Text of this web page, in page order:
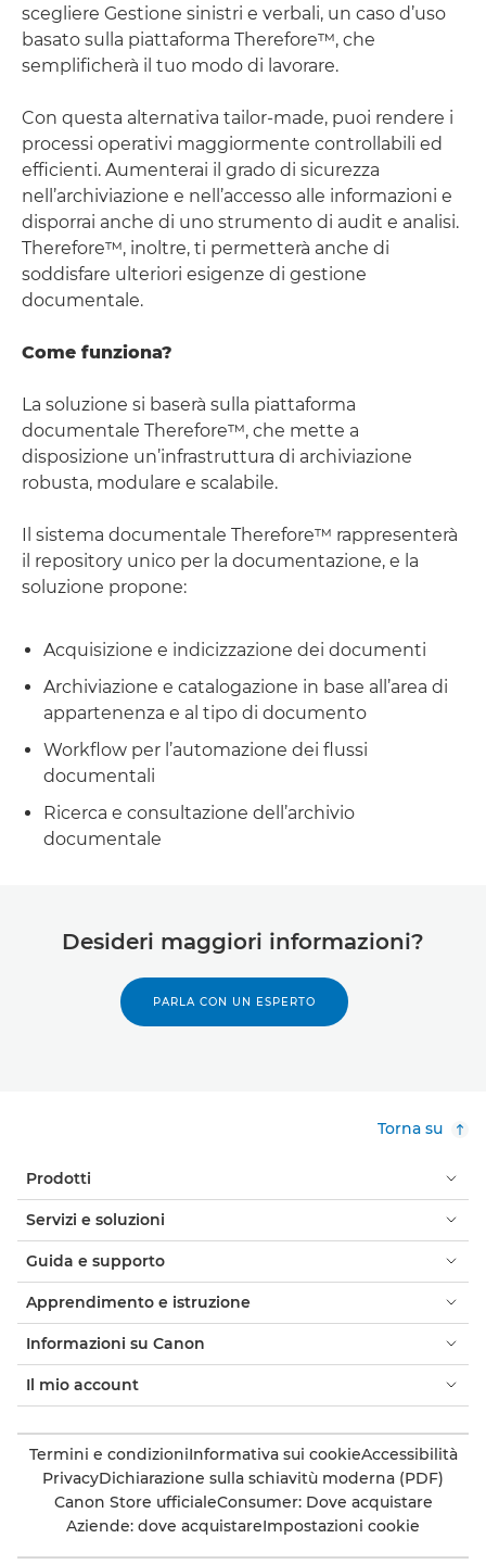
scegliere Gestione sinistri e verbali, un caso d’uso
basato sulla piattaforma Therefore™, che
semplificherà il tuo modo di lavorare.
Con questa alternativa tailor-made, puoi rendere i
processi operativi maggiormente controllabili ed
efficienti. Aumenterai il grado di sicurezza
nell’archiviazione e nell’accesso alle informazioni e
disporrai anche di uno strumento di audit e analisi.
Therefore™, inoltre, ti permetterà anche di
soddisfare ulteriori esigenze di gestione
documentale.
Come funziona?
La soluzione si baserà sulla piattaforma
documentale Therefore™, che mette a
disposizione un’infrastruttura di archiviazione
robusta, modulare e scalabile.
Il sistema documentale Therefore™ rappresenterà
il repository unico per la documentazione, e la
soluzione propone:
Acquisizione e indicizzazione dei documenti
Archiviazione e catalogazione in base all’area di
appartenenza e al tipo di documento
Workflow per l’automazione dei flussi
documentali
Ricerca e consultazione dell’archivio
documentale
Desideri maggiori informazioni?
PARLA CON UN ESPERTO
Torna su
Prodotti
Servizi e soluzioni
Guida e supporto
Apprendimento e istruzione
Informazioni su Canon
Il mio account
Termini e condizioniInformativa sui cookieAccessibilità
PrivacyDichiarazione sulla schiavitù moderna (PDF)
Canon Store ufficialeConsumer: Dove acquistare
Aziende: dove acquistareImpostazioni cookie